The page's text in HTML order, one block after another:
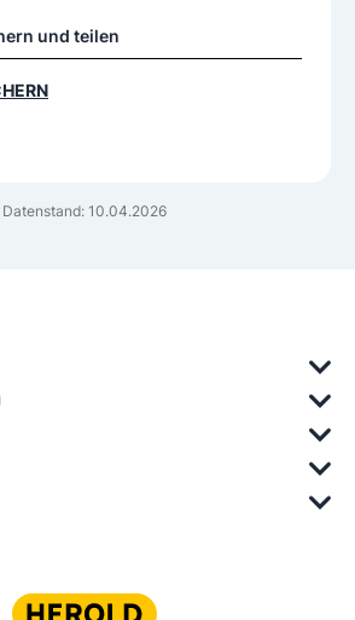
Datenstand: 10.04.2026
und teilen